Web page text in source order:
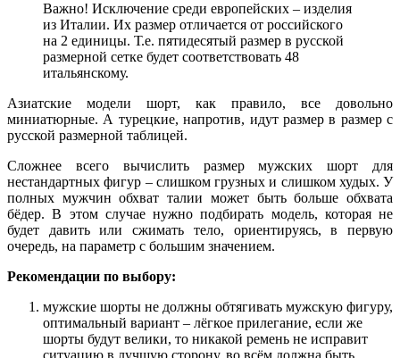
Важно! Исключение среди европейских – изделия
из Италии. Их размер отличается от российского
на 2 единицы. Т.е. пятидесятый размер в русской
размерной сетке будет соответствовать 48
итальянскому.
Азиатские модели шорт, как правило, все довольно
миниатюрные. А турецкие, напротив, идут размер в размер с
русской размерной таблицей.
Сложнее всего вычислить размер мужских шорт для
нестандартных фигур – слишком грузных и слишком худых. У
полных мужчин обхват талии может быть больше обхвата
бёдер. В этом случае нужно подбирать модель, которая не
будет давить или сжимать тело, ориентируясь, в первую
очередь, на параметр с большим значением.
Рекомендации по выбору:
мужские шорты не должны обтягивать мужскую фигуру,
оптимальный вариант – лёгкое прилегание, если же
шорты будут велики, то никакой ремень не исправит